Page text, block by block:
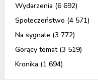
Wydarzenia (6 692)
Społeczeństwo (4 571)
Na sygnale (3 772)
Gorący temat(3 519)
Kronika (1 694)